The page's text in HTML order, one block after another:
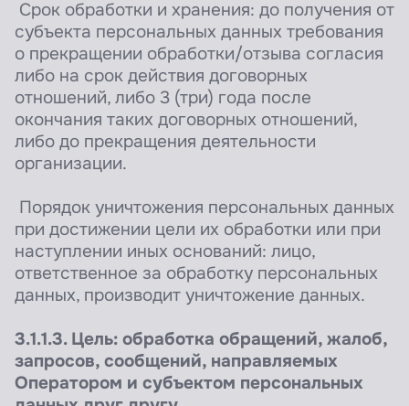
Срок обработки и хранения: до получения от
субъекта персональных данных требования
о прекращении обработки/отзыва согласия
либо на срок действия договорных
отношений, либо 3 (три) года после
окончания таких договорных отношений,
либо до прекращения деятельности
организации.
Порядок уничтожения персональных данных
при достижении цели их обработки или при
наступлении иных оснований: лицо,
ответственное за обработку персональных
данных, производит уничтожение данных.
3.1.1.3. Цель: обработка обращений, жалоб,
запросов, сообщений, направляемых
Оператором и субъектом персональных